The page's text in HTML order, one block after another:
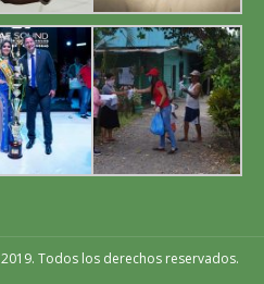
Todos los derechos reservados.